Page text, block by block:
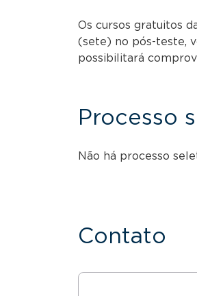
Os cursos gratuitos
(sete) no pós-teste,
possibilitará
Processo
Não há processo
Contato